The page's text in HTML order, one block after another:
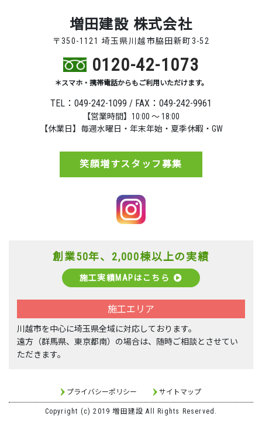
増田建設 株式会社
〒350-1121 埼玉県川越市脇田新町3-52
0120-42-1073
＊スマホ・携帯電話からもご利用いただけます。
TEL：049-242-1099 / FAX：049-242-9961
【営業時間】10:00 ～ 18:00
【休業日】毎週水曜日・年末年始・夏季休暇・GW
笑顔増すスタッフ募集
創業50年、2,000棟以上の実績
施工実績MAPはこちら
施工エリア
川越市を中心に埼玉県全域に対応しております。
遠方（群馬県、東京都南）の場合は、随時ご相談とさせてい
ただきます。
プライバシーポリシー サイトマップ
Copyright (c) 2019 増田建設 All Rights Reserved.